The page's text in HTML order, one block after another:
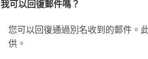
我可以回復郵件嗎？
您可以回復通過別名收到的郵件。
供。